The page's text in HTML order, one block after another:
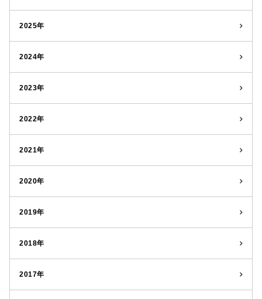
2025年
2024年
2023年
2022年
2021年
2020年
2019年
2018年
2017年